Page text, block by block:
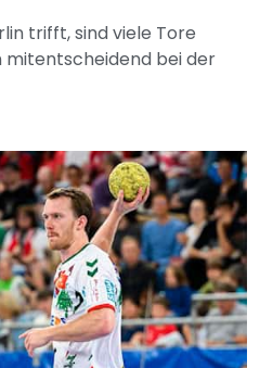
trifft, sind viele Tore
mitentscheidend bei der